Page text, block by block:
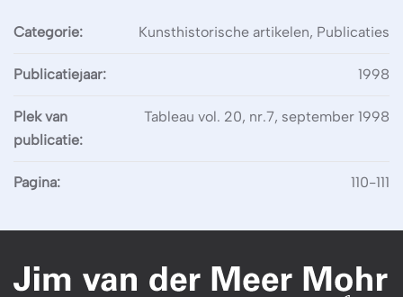
Categorie: Kunsthistorische artikelen, Publicaties
Publicatiejaar: 1998
Plek van
publicatie:
Tableau vol. 20, nr.7, september 1998
Pagina: 110-111